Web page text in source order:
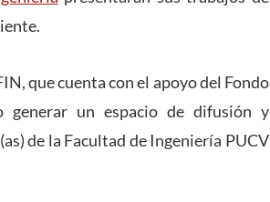
que cuenta con el apoyo del Fondo
un espacio de difusión y
de la Facultad de Ingeniería PUCV